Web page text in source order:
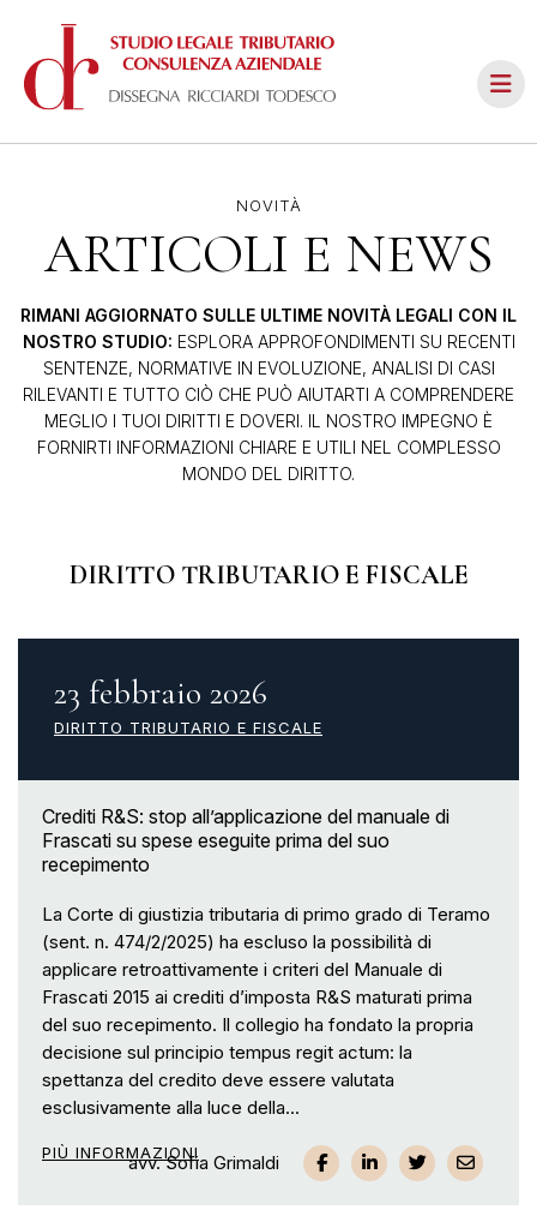
NOVITÀ
ARTICOLI E NEWS
RIMANI AGGIORNATO SULLE ULTIME NOVITÀ LEGALI CON IL
NOSTRO STUDIO: ESPLORA APPROFONDIMENTI SU RECENTI
SENTENZE, NORMATIVE IN EVOLUZIONE, ANALISI DI CASI
RILEVANTI E TUTTO CIÒ CHE PUÒ AIUTARTI A COMPRENDERE
MEGLIO I TUOI DIRITTI E DOVERI. IL NOSTRO IMPEGNO È
FORNIRTI INFORMAZIONI CHIARE E UTILI NEL COMPLESSO
MONDO DEL DIRITTO.
DIRITTO TRIBUTARIO E FISCALE
23 febbraio 2026
DIRITTO TRIBUTARIO E FISCALE
Crediti R&S: stop all’applicazione del manuale di
Frascati su spese eseguite prima del suo
recepimento
La Corte di giustizia tributaria di primo grado di Teramo
(sent. n. 474/2/2025) ha escluso la possibilità di
applicare retroattivamente i criteri del Manuale di
Frascati 2015 ai crediti d’imposta R&S maturati prima
del suo recepimento. Il collegio ha fondato la propria
decisione sul principio tempus regit actum: la
spettanza del credito deve essere valutata
esclusivamente alla luce della...
PIÙ INFORMAZIONIavv. Sofia Grimaldi